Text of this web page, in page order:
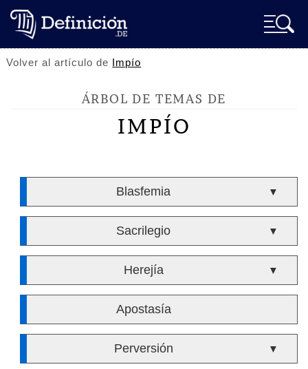
Volver al artículo de Impío
ÁRBOL DE TEMAS DE
IMPÍO
Blasfemia ▼
Sacrilegio ▼
Herejía ▼
Apostasía
Perversión ▼